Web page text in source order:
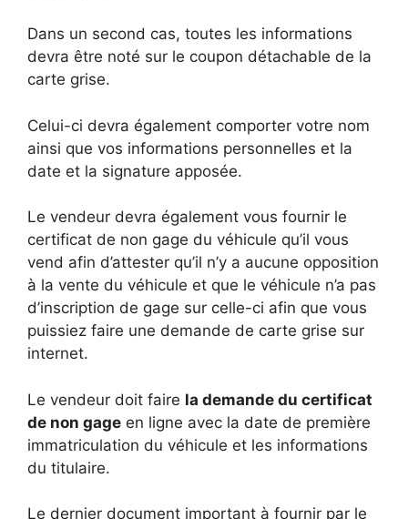
Dans un second cas, toutes les informations
devra être noté sur le coupon détachable de la
carte grise.
Celui-ci devra également comporter votre nom
ainsi que vos informations personnelles et la
date et la signature apposée.
Le vendeur devra également vous fournir le
certificat de non gage du véhicule qu’il vous
vend afin d’attester qu’il n’y a aucune opposition
à la vente du véhicule et que le véhicule n’a pas
d’inscription de gage sur celle-ci afin que vous
puissiez faire une demande de carte grise sur
internet.
Le vendeur doit faire la demande du certificat
de non gage en ligne avec la date de première
immatriculation du véhicule et les informations
du titulaire.
Le dernier document important à fournir par le